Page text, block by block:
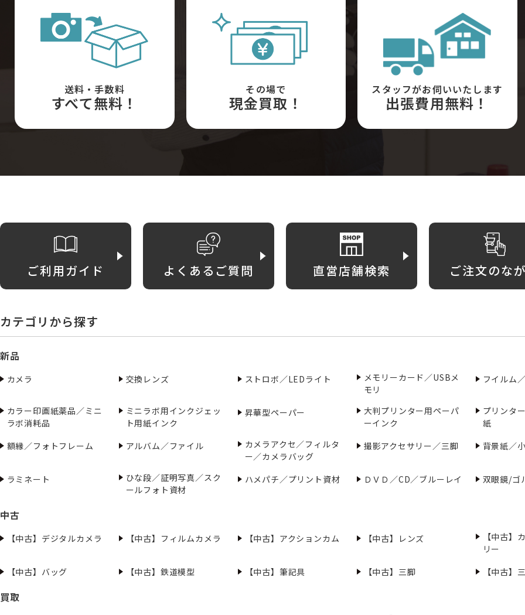
送料・手数料
すべて無料！
その場で
現金買取！
スタッフがお伺いいたします
出張費用無料！
ご利用ガイド よくあるご質問 直営店舗検索 ご注文のな
カテゴリから探す
新品
カメラ 交換レンズ ストロボ／LEDライト
メモリーカード／USBメ
モリ
フイルム
カラー印画紙薬品／ミニ
ラボ消耗品
ミニラボ用インクジェッ
ト用紙インク
昇華型ペーパー
大判プリンター用ペーパ
ーインク
プリンタ
紙
額縁／フォトフレーム
アルバム／ファイル
カメラアクセ／フィルタ
ー／カメラバッグ
撮影アクセサリー／三脚 背景紙／
ラミネート
ひな段／証明写真／スク
ールフォト資材
ハメパチ／プリント資材 ＤＶＤ／CD／ブルーレイ 双眼鏡/ゴ
中古
【中古】デジタルカメラ 【中古】フィルムカメラ 【中古】アクションカム 【中古】レンズ
【中古】
リー
【中古】バッグ
【中古】鉄道模型 【中古】筆記具 【中古】三脚 【中古】
買取